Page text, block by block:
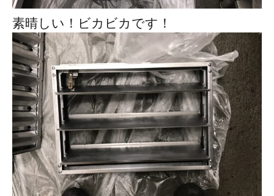
素晴しい！ビカビカです！